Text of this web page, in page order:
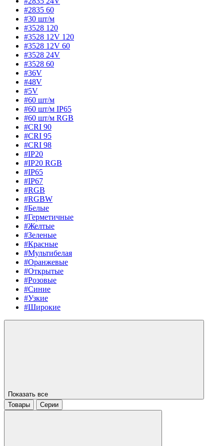
#2835 60
#30 шт/м
#3528 120
#3528 12V 120
#3528 12V 60
#3528 24V
#3528 60
#36V
#48V
#5V
#60 шт/м
#60 шт/м IP65
#60 шт/м RGB
#CRI 90
#CRI 95
#CRI 98
#IP20
#IP20 RGB
#IP65
#IP67
#RGB
#RGBW
#Белые
#Герметичные
#Желтые
#Зеленые
#Красные
#Мультибелая
#Оранжевые
#Открытые
#Розовые
#Синие
#Узкие
#Широкие
Показать все
Товары
Серии